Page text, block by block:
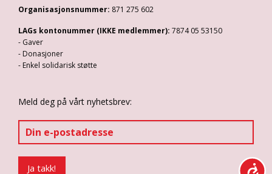
Organisasjonsnummer: 871 275 602
LAGs kontonummer (IKKE medlemmer): 7874 05 53150
- Gaver
- Donasjoner
- Enkel solidarisk støtte
Meld deg på vårt nyhetsbrev: